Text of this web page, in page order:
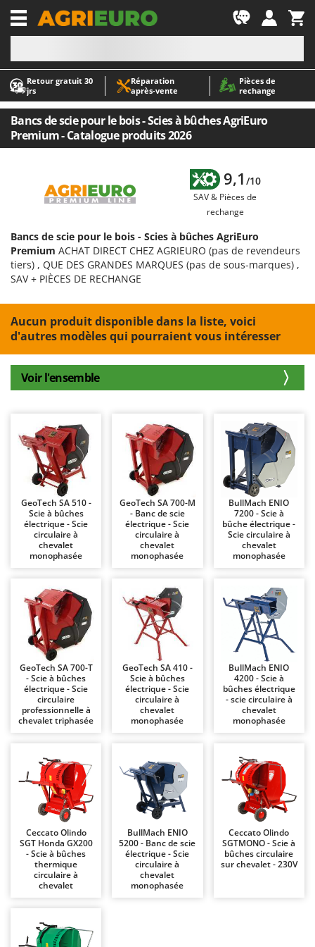
Retour gratuit 30
jrs
Réparation
après‑vente
Pièces de
rechange
-1
A
Abris de jardin
Accessoires pour tracteurs tondeuses autoportés
Aérateurs Scarificateurs pour gazon
Aspirateurs - Balais Électriques
Aspirateurs à cendres
Aspirateurs de piscine
Aspirateurs Multifonctions
Atomiseurs agricoles pour tracteurs
Atomiseurs pour traitements
Autolaveuses
Autres produits
B
Balayeuses
Barbecues
Bennes pour tracteur
Brosses pour sols extérieurs
Brouettes à moteur
Broyeurs à axe horizontal pour tracteur
Broyeurs de branches et végétaux
Butteurs pour tracteur
Chargeurs de batterie - Démarreurs
Charrues pour tracteur
Chaudrons électriques pour polenta
Cisailles à gazon à batterie
Cisailles taille-haies manuelles
Climatiseurs
Compresseurs d'air électriques
Coupe-bordures - Trimmers
Coupe-branches
Couveuses à œufs
Cultivateurs Tiller à ressorts - Extirpateurs
Débroussailleuses
Décompacteurs agricoles
Déplaqueuses de gazon
A
AgriEuro Premium
AgriEuro TOP-LINE
Airmec
ALA 2000
Alce
Alpina
Ama
Ambrogio Robot
Annovi Reverberi
ANTHBOT
Archman
Ardes
Argo
Ariete
Artus
Attila
Ausonia
Awelco
Baesso
Bahco
Barbieri
Batavia
Benassi
Beper
Berkel
Bertolini Pumps
Besser Vacuum
Bestway
Beta tools
Bissell
Black & Decker
Bomet
Bancs de scie pour le bois - Scies à bûches AgriEuro
Premium - Catalogue produits 2026
9,1 /10
SAV & Pièces de
rechange
Bancs de scie pour le bois - Scies à bûches AgriEuro
Premium ACHAT DIRECT CHEZ AGRIEURO (pas de revendeurs
tiers) , QUE DES GRANDES MARQUES (pas de sous-marques) ,
SAV + PIÈCES DE RECHANGE
Aucun produit disponible dans la liste, voici
d'autres modèles qui pourraient vous intéresser
Voir l'ensemble
GeoTech SA 510 -
Scie à bûches
électrique - Scie
circulaire à
chevalet
monophasée
GeoTech SA 700-M
- Banc de scie
électrique - Scie
circulaire à
chevalet
monophasée
BullMach ENIO
7200 - Scie à
bûche électrique -
Scie circulaire à
chevalet
monophasée
GeoTech SA 700-T
- Scie à bûches
électrique - Scie
circulaire
professionnelle à
chevalet triphasée
GeoTech SA 410 -
Scie à bûches
électrique - Scie
circulaire à
chevalet
monophasée
BullMach ENIO
4200 - Scie à
bûches électrique
- scie circulaire à
chevalet
monophasée
Ceccato Olindo
SGT Honda GX200
- Scie à bûches
thermique
circulaire à
chevalet
BullMach ENIO
5200 - Banc de scie
électrique - Scie
circulaire à
chevalet
monophasée
Ceccato Olindo
SGTMONO - Scie à
bûches circulaire
sur chevalet - 230V